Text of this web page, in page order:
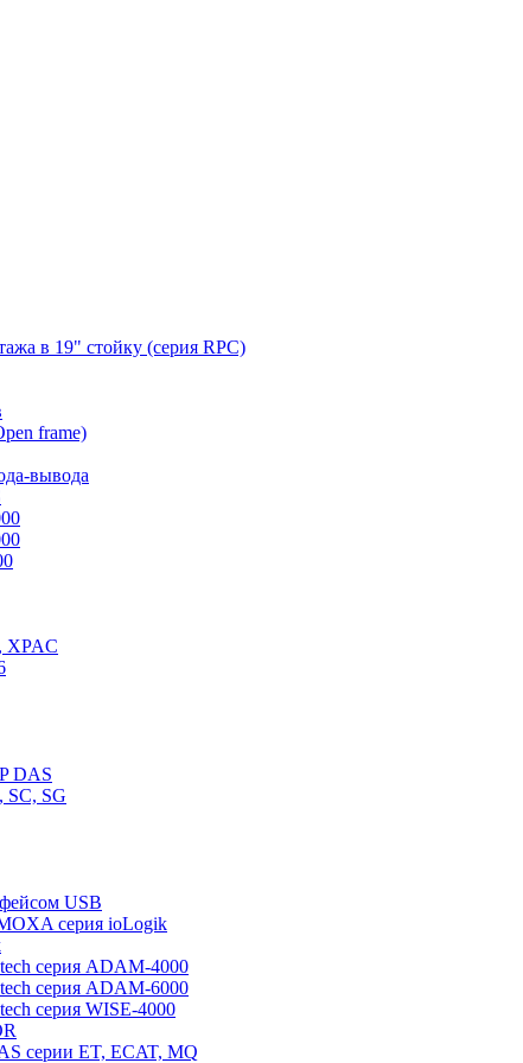
в 19" стойку (серия RPC)
frame)
вывода
XPAC
DAS
SG
USB
серия ioLogik
серия ADAM-4000
серия ADAM-6000
серия WISE-4000
серии ET, ECAT, MQ